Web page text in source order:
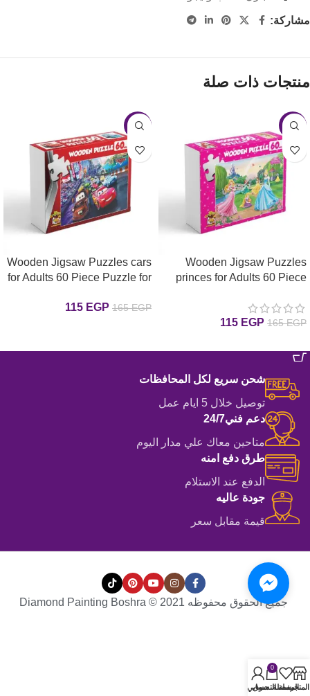
مشاركة:
منتجات ذات صلة
-30%
Wooden Jigsaw Puzzles
princes for Adults 60 Piece
اميرات خشب قطعة
165EGP
115 EGP
-30%
Wooden Jigsaw Puzzles cars
for Adults 60 Piece Puzzle for
قطعة165EGP
115 EGP
شحن سريع لكل المحافظات
توصيل خلال 5 ايام عمل
دعم فني24/7
متاحين معاك علي مدار اليوم
طرق دفع امنه
الدفع عند الاستلام
جودة عاليه
قيمة مقابل سعر
جميع الحقوق محفوظه Diamond Painting Boshra © 2021
المتجرالمفضلة
0
سلة التسوق
حسابي